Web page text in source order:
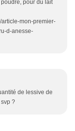
pour du lait
article-mon-premier-
d-anesse-
de lessive de
?